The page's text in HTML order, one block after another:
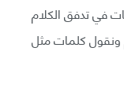
في تدفق الكلام
ونقول كلمات مثل